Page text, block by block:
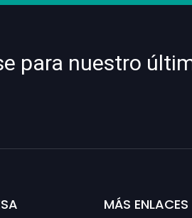
para nuestro
MÁS ENLACES